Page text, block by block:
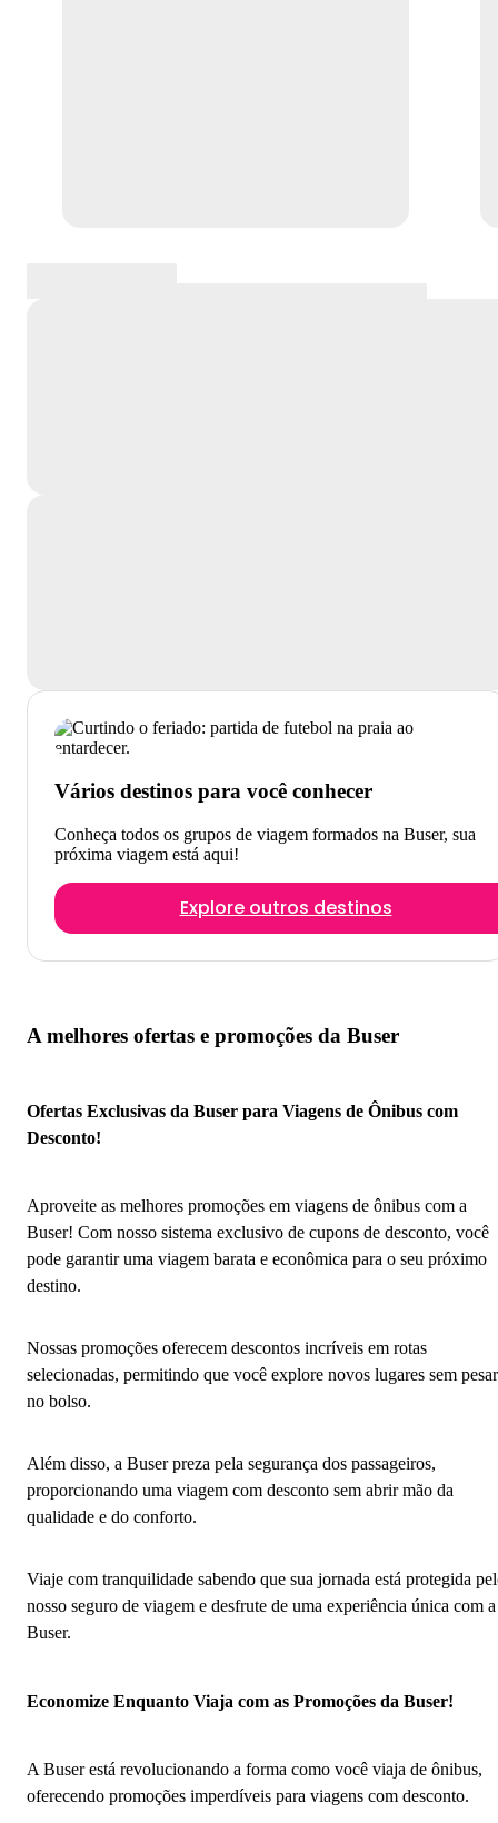
Vários destinos para você conhecer
Conheça todos os grupos de viagem formados na Buser, sua
próxima viagem está aqui!
Explore outros destinos
A melhores ofertas e promoções da Buser
Ofertas Exclusivas da Buser para Viagens de Ônibus com
Desconto!
Aproveite as melhores promoções em viagens de ônibus com a
Buser! Com nosso sistema exclusivo de cupons de desconto, você
pode garantir uma viagem barata e econômica para o seu próximo
destino.
Nossas promoções oferecem descontos incríveis em rotas
selecionadas, permitindo que você explore novos lugares sem pesar
no bolso.
Além disso, a Buser preza pela segurança dos passageiros,
proporcionando uma viagem com desconto sem abrir mão da
qualidade e do conforto.
Viaje com tranquilidade sabendo que sua jornada está protegida
nosso seguro de viagem e desfrute de uma experiência única com a
Buser.
Economize Enquanto Viaja com as Promoções da Buser!
A Buser está revolucionando a forma como você viaja de ônibus,
oferecendo promoções imperdíveis para viagens com desconto.